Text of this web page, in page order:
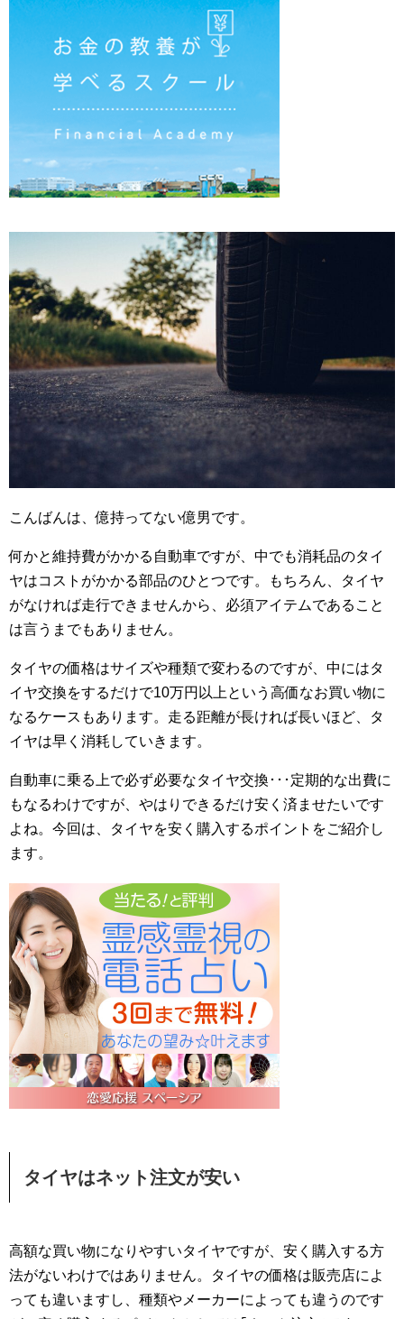
こんばんは、億持ってない億男です。
何かと維持費がかかる自動車ですが、中でも消耗品のタイ
ヤはコストがかかる部品のひとつです。もちろん、タイヤ
がなければ走行できませんから、必須アイテムであること
は言うまでもありません。
タイヤの価格はサイズや種類で変わるのですが、中にはタ
イヤ交換をするだけで10万円以上という高価なお買い物に
なるケースもあります。走る距離が長ければ長いほど、タ
イヤは早く消耗していきます。
自動車に乗る上で必ず必要なタイヤ交換･･･定期的な出費に
もなるわけですが、やはりできるだけ安く済ませたいです
よね。今回は、タイヤを安く購入するポイントをご紹介し
ます。
タイヤはネット注文が安い
高額な買い物になりやすいタイヤですが、安く購入する方
法がないわけではありません。タイヤの価格は販売店によ
っても違いますし、種類やメーカーによっても違うのです